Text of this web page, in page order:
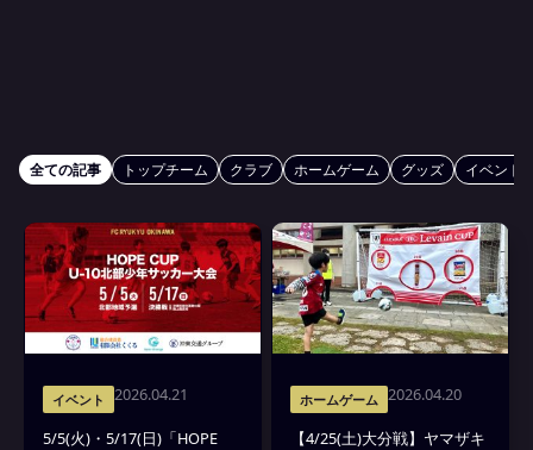
全ての記事 トップチーム クラブ ホームゲーム グッズ イベント
イベント 2026.04.21
5/5(火)・5/17(日)「HOPE
ホームゲーム 2026.04.20
【4/25(土)大分戦】ヤマザキ